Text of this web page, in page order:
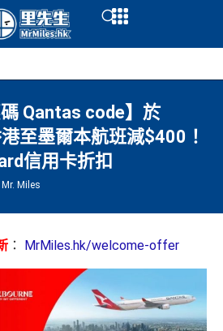
Open
碼 Qantas code】於
至墨爾本航班減$400！
信用卡折扣
Miles
： MrMiles.hk/welcome-offer